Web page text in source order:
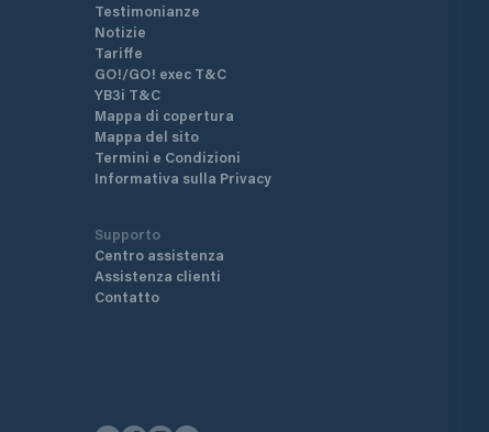
Testimonianze
Notizie
Tariffe
GO!/GO! exec T&C
YB3i T&C
Mappa di copertura
Mappa del sito
Termini e Condizioni
Informativa sulla Privacy
Supporto
Centro assistenza
Assistenza clienti
Contatto